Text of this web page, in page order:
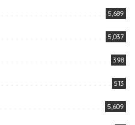
5,689
5,037
398
513
5,609